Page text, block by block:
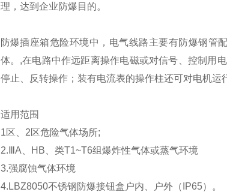
理，达到企业防爆目的。
防爆插座箱危险环境中，电气线路主要有防爆钢管
体。,在电路中作远距离操作电磁或对信号、控制用
停止、反转操作；装有电流表的操作柱还可对电机运
适用范围
1区、2区危险气体场所;
2.ⅢA、HB、类T1~T6组爆炸性气体或蒸气环境
3.强腐蚀气体环境
4.LBZ8050不锈钢防爆接钮盒户内、户外（IP65）。